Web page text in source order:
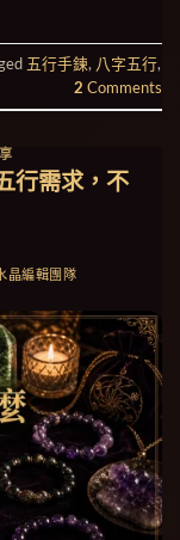
五行手鍊, 八字五行,
2 Comments
行需求，不
晶編輯團隊